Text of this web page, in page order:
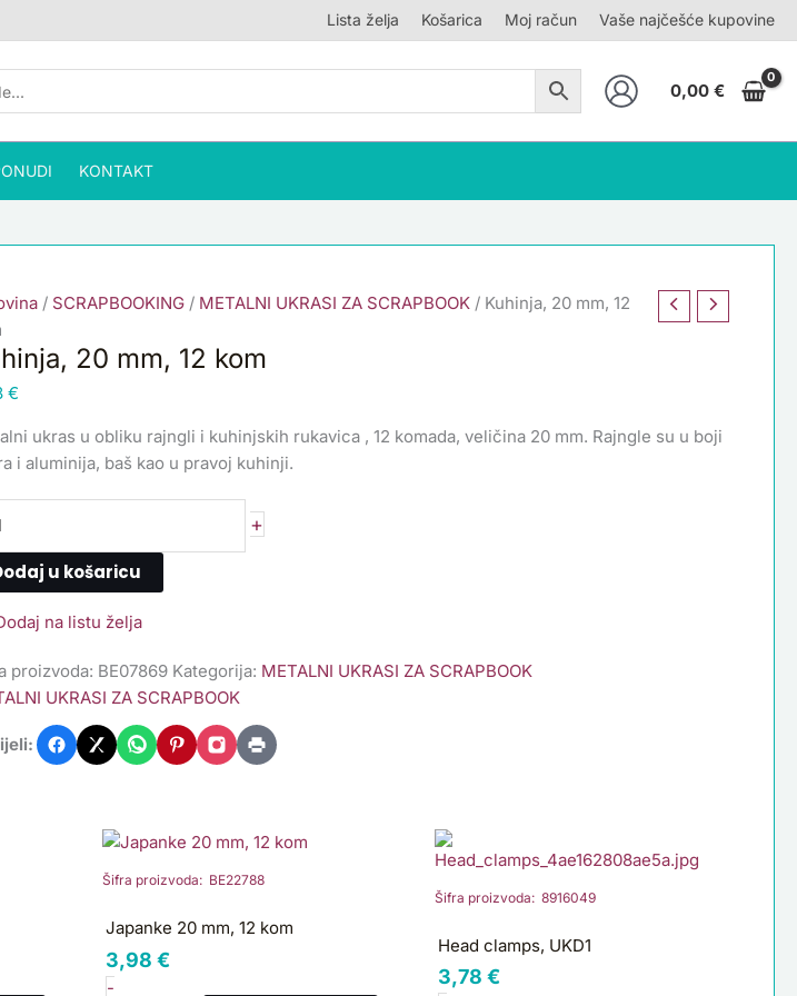
Lista želja Košarica Moj račun Vaše najčešće kupovine
0,00 €
KONTAKT
/ SCRAPBOOKING/ METALNI UKRASI ZA SCRAPBOOK/ Kuhinja, 20 mm, 12
20 mm, 12 kom
€
ukras u obliku rajngli i kuhinjskih rukavica , 12 komada, veličina 20 mm. Rajngle su u boji
i aluminija, baš kao u pravoj kuhinji.
+
u košaricu
na listu želja
proizvoda: BE07869 Kategorija: METALNI UKRASI ZA SCRAPBOOK
UKRASI ZA SCRAPBOOK
Šifra proizvoda: BE22788
Japanke 20 mm, 12 kom
3,98 €
-
Japanke
20
mm,
kom
količina
Šifra proizvoda: 8916049
Head clamps, UKD1
3,78 €
Head
clamps,
količina